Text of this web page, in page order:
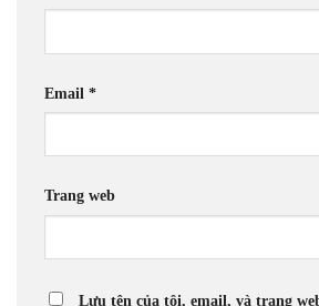
Email *
Trang web
Lưu tên của tôi, email, và trang